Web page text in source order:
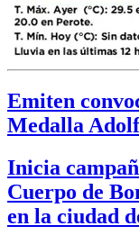
Emiten
Medalla
Inicia
Cuerpo de
en la ciudad